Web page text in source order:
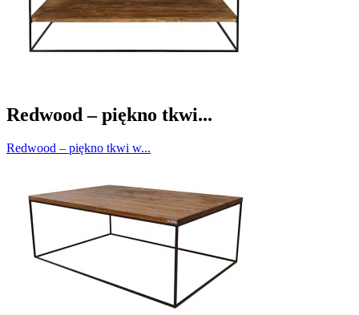
Redwood – piękno tkwi...
Redwood – piękno tkwi w...